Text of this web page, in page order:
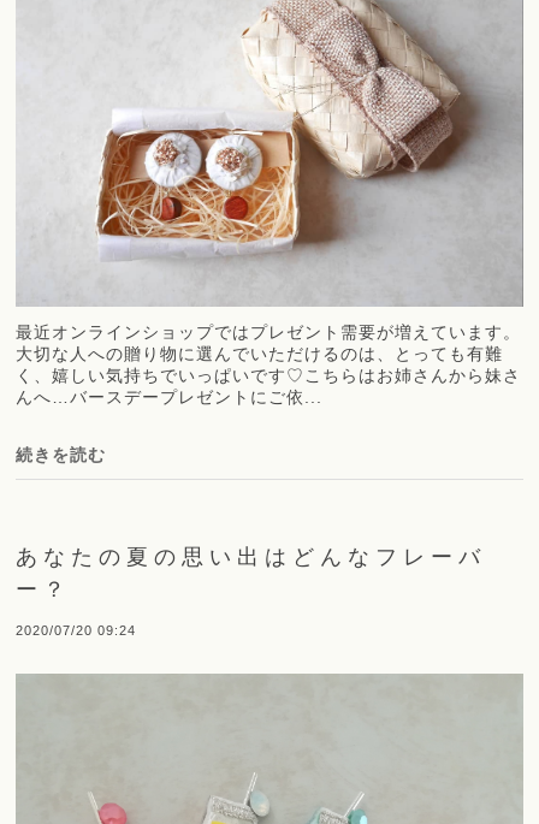
最近オンラインショップではプレゼント需要が増えています。
大切な人への贈り物に選んでいただけるのは、とっても有難
く、嬉しい気持ちでいっぱいです♡こちらはお姉さんから妹さ
んへ…バースデープレゼントにご依...
続きを読む
あなたの夏の思い出はどんなフレーバ
ー？
2020/07/20 09:24